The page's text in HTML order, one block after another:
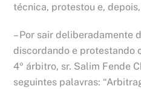
técnica, protestou e,
– Por sair deliberadamente
discordando e protestando
4º árbitro, sr. Salim Fende
seguintes palavras: